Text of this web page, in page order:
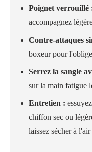
Poignet verrouillé :
accompagnez
Contre-attaques
boxeur pour
Serrez la sangle
sur la main fatigue
Entretien :
chiffon sec ou
laissez sécher à